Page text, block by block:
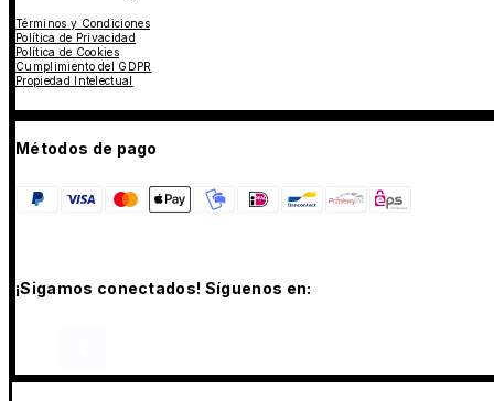
Términos y Condiciones
Política de Privacidad
Política de Cookies
Cumplimiento del GDPR
Propiedad Intelectual
Métodos de pago
¡Sigamos conectados! Síguenos en: